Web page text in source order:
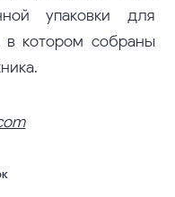
упаковки для
котором собраны